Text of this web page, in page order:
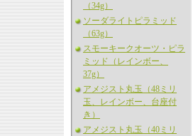
（34g）
ソーダライトピラミッド
（63g）
スモーキークオーツ・ピラ
ミッド（レインボー、
37g）
アメジスト丸玉（48ミリ
玉、レインボー、台座付
き）
アメジスト丸玉（40ミリ